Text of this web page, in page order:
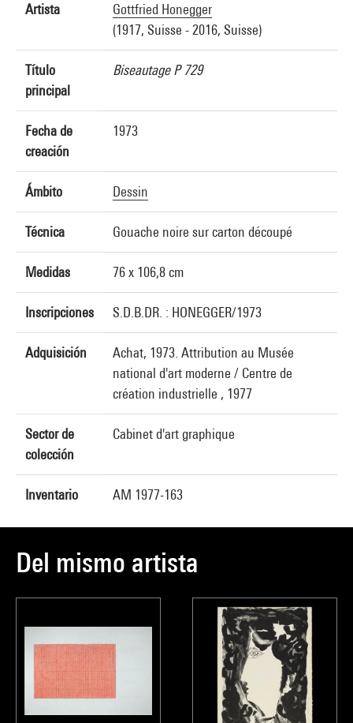
Artista
Gottfried Honegger
(1917, Suisse - 2016, Suisse)
Título
principal
Biseautage P 729
Fecha de
creación
1973
Ámbito Dessin
Técnica Gouache noire sur carton découpé
Medidas 76 x 106,8 cm
Inscripciones S.D.B.DR. : HONEGGER/1973
Adquisición
Achat, 1973. Attribution au Musée
national d'art moderne / Centre de
création industrielle , 1977
Sector de
colección
Cabinet d'art graphique
Inventario AM 1977-163
Del mismo artista